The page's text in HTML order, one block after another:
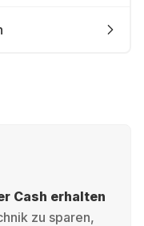
Cash erhalten
zu sparen,